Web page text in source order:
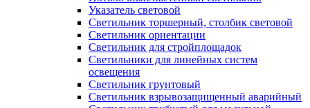
Указатель световой
Светильник торшерный, столбик световой
Светильник ориентации
Светильник для стройплощадок
Светильники для линейных систем
освещения
Светильник грунтовый
Светильник взрывозащищенный аварийный